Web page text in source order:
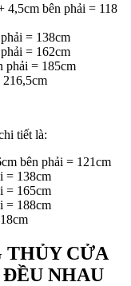
4,5cm bên phải = 118
= 138cm
= 162cm
phải = 185cm
216,5cm
tiết là:
bên phải = 121cm
= 138cm
= 165cm
= 188cm
THỦY CỬA
NHAU